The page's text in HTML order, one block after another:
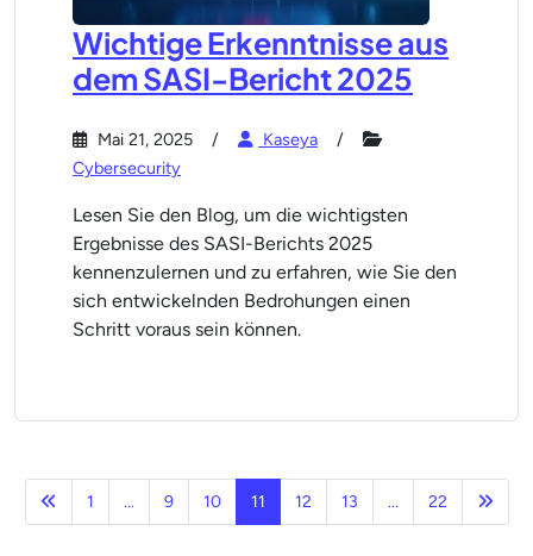
Wichtige Erkenntnisse aus
dem SASI-Bericht 2025
Mai 21, 2025
Kaseya
Cybersecurity
Lesen Sie den Blog, um die wichtigsten
Ergebnisse des SASI-Berichts 2025
kennenzulernen und zu erfahren, wie Sie den
sich entwickelnden Bedrohungen einen
Schritt voraus sein können.
Vorherige
1 ... 9 10 11 12 13 ... 22